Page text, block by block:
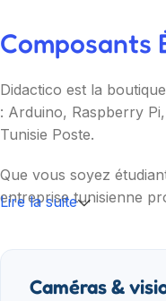
Composants
Didactico est la
: Arduino, Raspberry
Tunisie Poste.
Que vous soyez
entreprise tunisienne
Lire la suite
Caméras &